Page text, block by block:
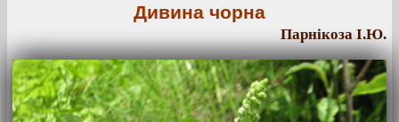
Дивина чорна
Парнікоза І.Ю.